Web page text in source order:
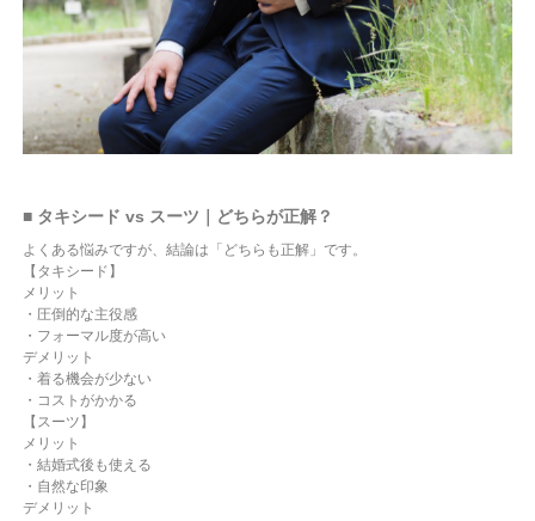
■ タキシード vs スーツ｜どちらが正解？
よくある悩みですが、結論は「どちらも正解」です。
【タキシード】
メリット
・圧倒的な主役感
・フォーマル度が高い
デメリット
・着る機会が少ない
・コストがかかる
【スーツ】
メリット
・結婚式後も使える
・自然な印象
デメリット